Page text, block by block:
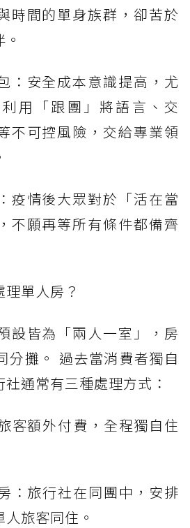
時間的單身族群，卻苦於
：安全成本意識提高，尤
用「跟團」將語言、交
不可控風險，交給專業領
疫情後大眾對於「活在當
不願再等所有條件都備齊
單人房？
設皆為「兩人一室」，房
分攤。 過去當消費者獨自
通常有三種處理方式：
客額外付費，全程獨自住
：旅行社在同團中，安排
旅客同住。